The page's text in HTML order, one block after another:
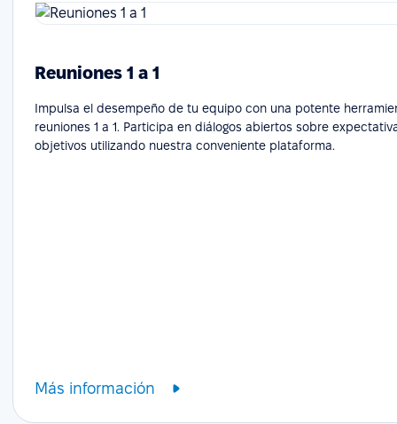
Reuniones 1 a 1
Impulsa el desempeño de tu equipo con una potente
reuniones 1 a 1. Participa en diálogos abiertos sobre
objetivos utilizando nuestra conveniente plataforma.
Más información